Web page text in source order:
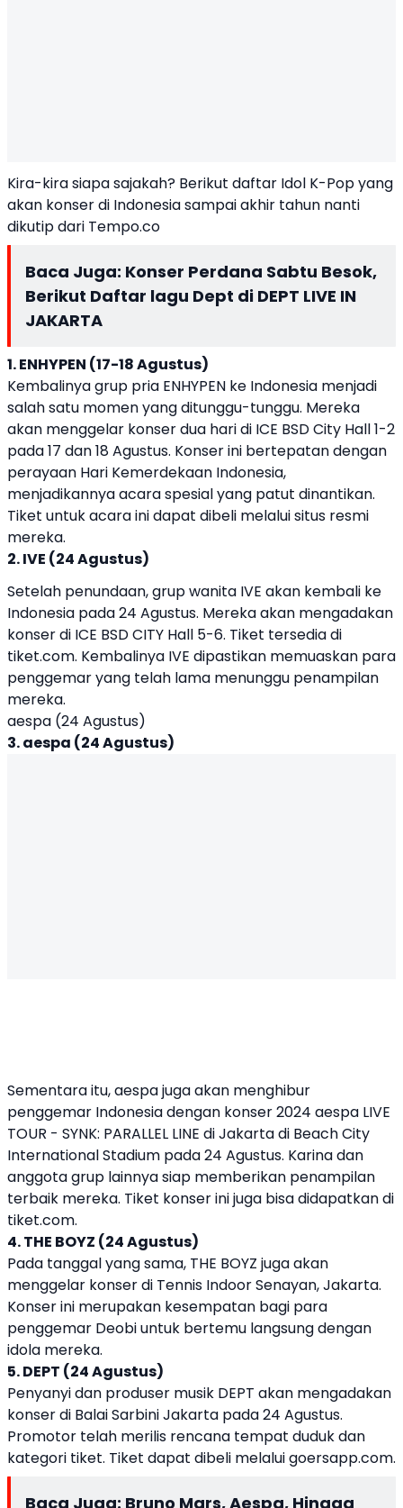
Kira-kira siapa sajakah? Berikut daftar Idol K-Pop yang
akan konser di Indonesia sampai akhir tahun nanti
dikutip dari Tempo.co
Baca Juga: Konser Perdana Sabtu Besok,
Berikut Daftar lagu Dept di DEPT LIVE IN
JAKARTA
1. ENHYPEN (17-18 Agustus)
Kembalinya grup pria ENHYPEN ke Indonesia menjadi
salah satu momen yang ditunggu-tunggu. Mereka
akan menggelar konser dua hari di ICE BSD City Hall 1-2
pada 17 dan 18 Agustus. Konser ini bertepatan dengan
perayaan Hari Kemerdekaan Indonesia,
menjadikannya acara spesial yang patut dinantikan.
Tiket untuk acara ini dapat dibeli melalui situs resmi
mereka.
2. IVE (24 Agustus)
Setelah penundaan, grup wanita IVE akan kembali ke
Indonesia pada 24 Agustus. Mereka akan mengadakan
konser di ICE BSD CITY Hall 5-6. Tiket tersedia di
tiket.com. Kembalinya IVE dipastikan memuaskan para
penggemar yang telah lama menunggu penampilan
mereka.
aespa (24 Agustus)
3. aespa (24 Agustus)
Sementara itu, aespa juga akan menghibur
penggemar Indonesia dengan konser 2024 aespa LIVE
TOUR - SYNK: PARALLEL LINE di Jakarta di Beach City
International Stadium pada 24 Agustus. Karina dan
anggota grup lainnya siap memberikan penampilan
terbaik mereka. Tiket konser ini juga bisa didapatkan di
tiket.com.
4. THE BOYZ (24 Agustus)
Pada tanggal yang sama, THE BOYZ juga akan
menggelar konser di Tennis Indoor Senayan, Jakarta.
Konser ini merupakan kesempatan bagi para
penggemar Deobi untuk bertemu langsung dengan
idola mereka.
5. DEPT (24 Agustus)
Penyanyi dan produser musik DEPT akan mengadakan
konser di Balai Sarbini Jakarta pada 24 Agustus.
Promotor telah merilis rencana tempat duduk dan
kategori tiket. Tiket dapat dibeli melalui goersapp.com.
Baca Juga: Bruno Mars, Aespa, Hingga